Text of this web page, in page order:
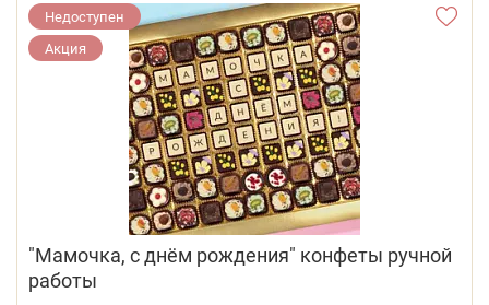
Недоступен
Акция
"Мамочка, с днём рождения" конфеты ручной
работы